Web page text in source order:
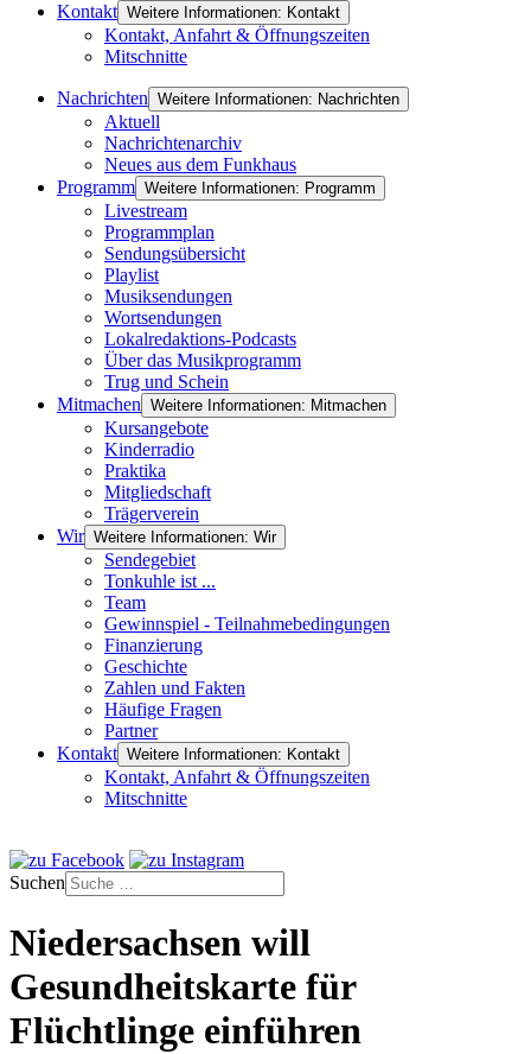
Kontakt Weitere Informationen: Kontakt
Kontakt, Anfahrt & Öffnungszeiten
Mitschnitte
Nachrichten Weitere Informationen: Nachrichten
Aktuell
Nachrichtenarchiv
Neues aus dem Funkhaus
Programm Weitere Informationen: Programm
Livestream
Programmplan
Sendungsübersicht
Playlist
Musiksendungen
Wortsendungen
Lokalredaktions-Podcasts
Über das Musikprogramm
Trug und Schein
Mitmachen Weitere Informationen: Mitmachen
Kursangebote
Kinderradio
Praktika
Mitgliedschaft
Trägerverein
Wir Weitere Informationen: Wir
Sendegebiet
Tonkuhle ist ...
Team
Gewinnspiel - Teilnahmebedingungen
Finanzierung
Geschichte
Zahlen und Fakten
Häufige Fragen
Partner
Kontakt Weitere Informationen: Kontakt
Kontakt, Anfahrt & Öffnungszeiten
Mitschnitte
Suchen
Niedersachsen will
Gesundheitskarte für
Flüchtlinge einführen